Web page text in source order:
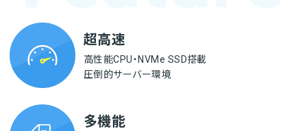
超高速
高性能CPU・NVMe SSD搭載
圧倒的サーバー環境
多機能